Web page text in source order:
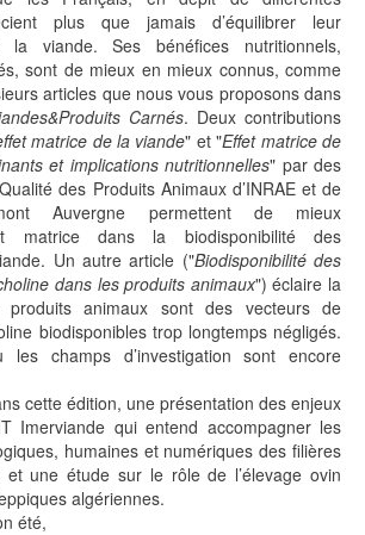
plus que jamais d’équilibrer leur
la viande. Ses bénéfices nutritionnels,
sont de mieux en mieux connus, comme
articles que nous vous proposons dans
Carnés. Deux contributions
matrice de la viande" et "Effet matrice de
et implications nutritionnelles" par des
des Produits Animaux d’INRAE et de
Auvergne permettent de mieux
matrice dans la biodisponibilité des
Un autre article ("Biodisponibilité des
dans les produits animaux") éclaire la
animaux sont des vecteurs de
biodisponibles trop longtemps négligés.
les champs d’investigation sont encore
cette édition, une présentation des enjeux
Imerviande qui entend accompagner les
humaines et numériques des filières
et une étude sur le rôle de l’élevage ovin
algériennes.
été,